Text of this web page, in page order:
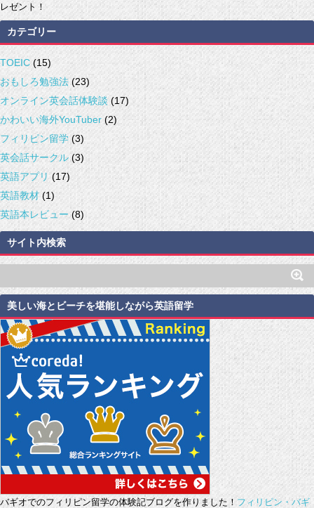
レゼント！
カテゴリー
TOEIC (15)
おもしろ勉強法 (23)
オンライン英会話体験談 (17)
かわいい海外YouTuber (2)
フィリピン留学 (3)
英会話サークル (3)
英語アプリ (17)
英語教材 (1)
英語本レビュー (8)
サイト内検索
美しい海とビーチを堪能しながら英語留学
バギオでのフィリピン留学の体験記ブログを作りました！ フィリピン・バギ